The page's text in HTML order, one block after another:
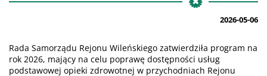
2026-05-06
Rada Samorządu Rejonu Wileńskiego zatwierdziła program na
rok 2026, mający na celu poprawę dostępności usług
podstawowej opieki zdrowotnej w przychodniach Rejonu